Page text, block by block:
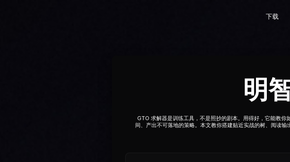
下载
明
GTO 求解器是训练工具，不是照抄的剧本。用得好，它能教
间、产出不可落地的策略。本文教你搭建贴近实战的树、阅读